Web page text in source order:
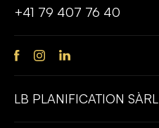
+41 79 407 76 40
LB PLANIFICATION SÀRL